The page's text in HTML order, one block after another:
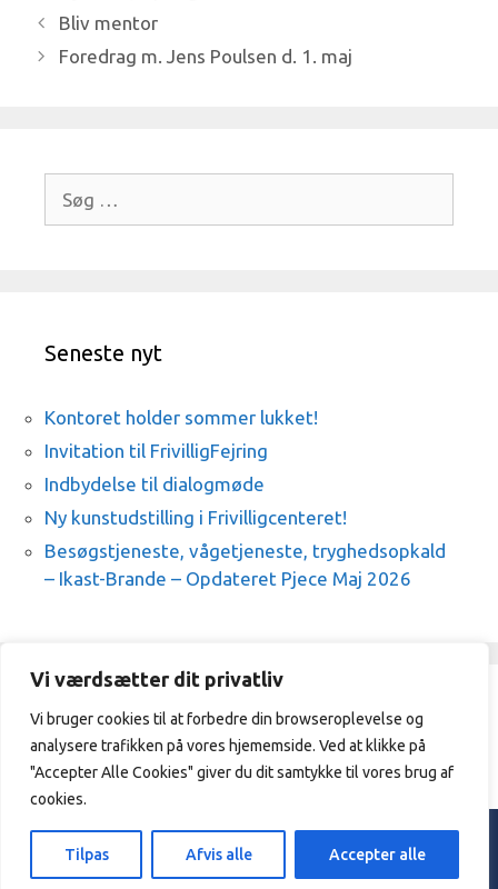
Vi værdsætter dit privatliv
Vi bruger cookies til at forbedre din browseroplevelse og
analysere trafikken på vores hjememside. Ved at klikke på
"Accepter Alle Cookies" giver du dit samtykke til vores brug af
cookies.
Tilpas Afvis alle Accepter alle
Bliv mentor
Foredrag m. Jens Poulsen d. 1. maj
efter:
Seneste nyt
Kontoret holder sommer lukket!
Invitation til FrivilligFejring
Indbydelse til dialogmøde
Ny kunstudstilling i Frivilligcenteret!
Besøgstjeneste, vågetjeneste, tryghedsopkald
– Ikast-Brande – Opdateret Pjece Maj 2026
Frivilligcenter Ikast-Brande / 21329409
/vibeke@frivilligcenterikast-brande.dk
© 2026 Frivilligcenter Ikast - Brande. | Privatpolitik